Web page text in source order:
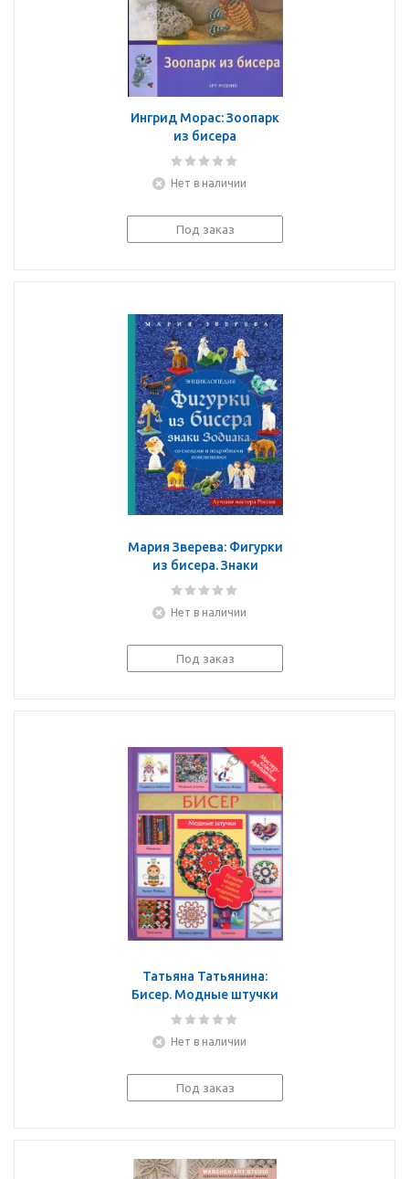
Ингрид Морас: Зоопарк
из бисера
Нет в наличии
Под заказ
Мария Зверева: Фигурки
из бисера. Знаки
Зодиака со схемами и
пояснениями
Нет в наличии
Под заказ
Татьяна Татьянина:
Бисер. Модные штучки
Нет в наличии
Под заказ